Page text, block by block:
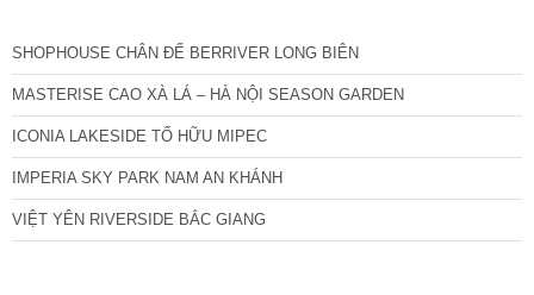
SHOPHOUSE CHÂN ĐẾ BERRIVER LONG BIÊN
MASTERISE CAO XÀ LÁ – HÀ NỘI SEASON GARDEN
ICONIA LAKESIDE TỐ HỮU MIPEC
IMPERIA SKY PARK NAM AN KHÁNH
VIỆT YÊN RIVERSIDE BẮC GIANG